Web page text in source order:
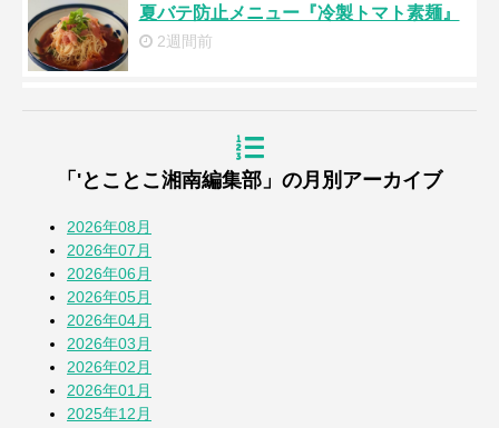
夏バテ防止メニュー『冷製トマト素麺』
2週間前
『道の駅湘南ちがさき』周年祭
【とことこblog】第108回全国高校野球選
手権 神奈川大会
七夕2026
「'とことこ湘南編集部」の月別アーカイブ
2026年08月
2026年07月
2026年06月
2026年05月
2026年04月
2026年03月
2026年02月
2026年01月
2025年12月